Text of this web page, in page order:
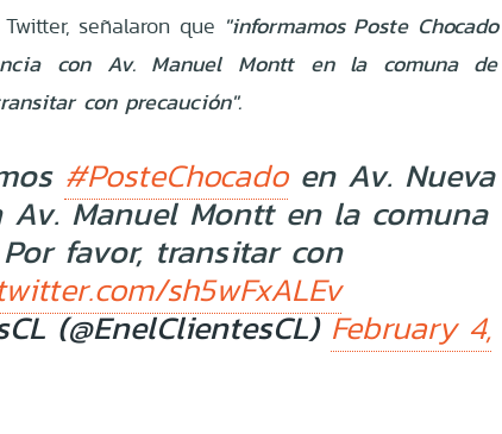
señalaron que "informamos Poste Chocado
con Av. Manuel Montt en la comuna de
con precaución".
#PosteChocadoen Av. Nueva
Av. Manuel Montt en la comuna
favor, transitar con
sh5wFxALEv
(@EnelClientesCL)February 4,